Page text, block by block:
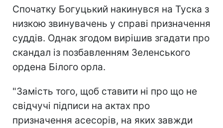
Спочатку Богуцький накинувся на Туска з
низкою звинувачень у справі призначення
суддів. Однак згодом вирішив згадати про
скандал із позбавленням Зеленського
ордена Білого орла.
"Замість того, щоб ставити ні про що не
свідчучі підписи на актах про
призначення асесорів, на яких завжди